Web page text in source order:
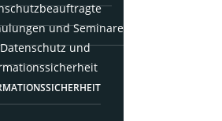
und Semi­na­re
und